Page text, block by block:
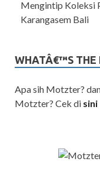
Mengintip Koleksi
Karangasem Bali
WHATÂ€™S THE
Apa sih Motzter?
Motzter? Cek di sini